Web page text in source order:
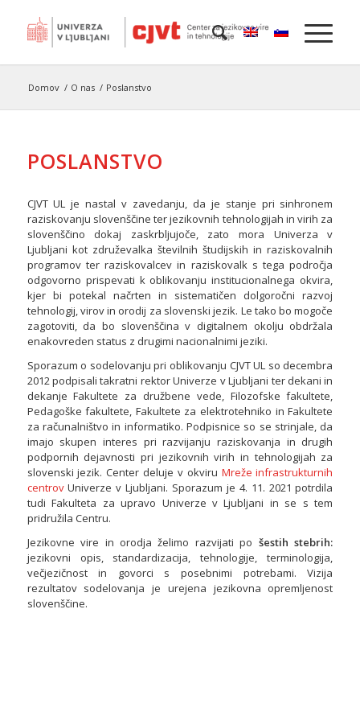
Domov / O nas / Poslanstvo
POSLANSTVO
CJVT UL je nastal v zavedanju, da je stanje pri sinhronem
raziskovanju slovenščine ter jezikovnih tehnologijah in virih za
slovenščino dokaj zaskrbljujoče, zato mora Univerza v
Ljubljani kot združevalka številnih študijskih in raziskovalnih
programov ter raziskovalcev in raziskovalk s tega področja
odgovorno prispevati k oblikovanju institucionalnega okvira,
kjer bi potekal načrten in sistematičen dolgoročni razvoj
tehnologij, virov in orodij za slovenski jezik. Le tako bo mogoče
zagotoviti, da bo slovenščina v digitalnem okolju obdržala
enakovreden status z drugimi nacionalnimi jeziki.
Sporazum o sodelovanju pri oblikovanju CJVT UL so decembra
2012 podpisali takratni rektor Univerze v Ljubljani ter dekani in
dekanje Fakultete za družbene vede, Filozofske fakultete,
Pedagoške fakultete, Fakultete za elektrotehniko in Fakultete
za računalništvo in informatiko. Podpisnice so se strinjale, da
imajo skupen interes pri razvijanju raziskovanja in drugih
podpornih dejavnosti pri jezikovnih virih in tehnologijah za
slovenski jezik. Center deluje v okviru Mreže infrastrukturnih
centrovUniverze v Ljubljani. Sporazum je 4. 11. 2021 potrdila
tudi Fakulteta za upravo Univerze v Ljubljani in se s tem
pridružila Centru.
Jezikovne vire in orodja želimo razvijati po šestih stebrih:
jezikovni opis, standardizacija, tehnologije, terminologija,
večjezičnost in govorci s posebnimi potrebami. Vizija
rezultatov sodelovanja je urejena jezikovna opremljenost
slovenščine.